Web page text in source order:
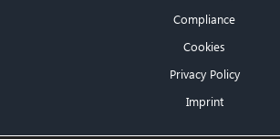
Compliance
Cookies
Privacy Policy
Imprint